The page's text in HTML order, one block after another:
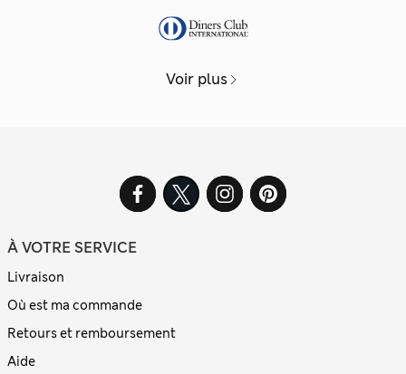
Voir plus
À VOTRE SERVICE
Livraison
Où est ma commande
Retours et remboursement
Aide